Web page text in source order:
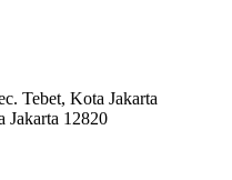
Tebet, Kota Jakarta
Jakarta 12820